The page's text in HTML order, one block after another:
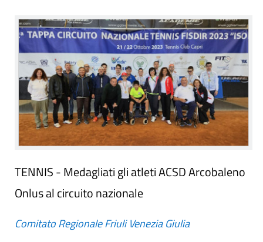
TENNIS - Medagliati gli atleti ACSD Arcobaleno
Onlus al circuito nazionale
Comitato Regionale Friuli Venezia Giulia